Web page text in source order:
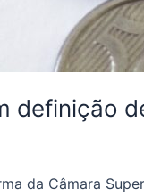
definição
da Câmara